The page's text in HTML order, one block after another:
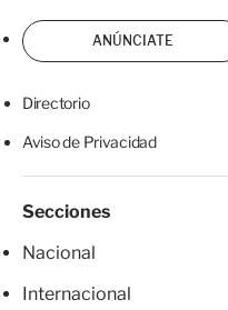
ANÚNCIATE
Directorio
Aviso de Privacidad
Secciones
Nacional
Internacional